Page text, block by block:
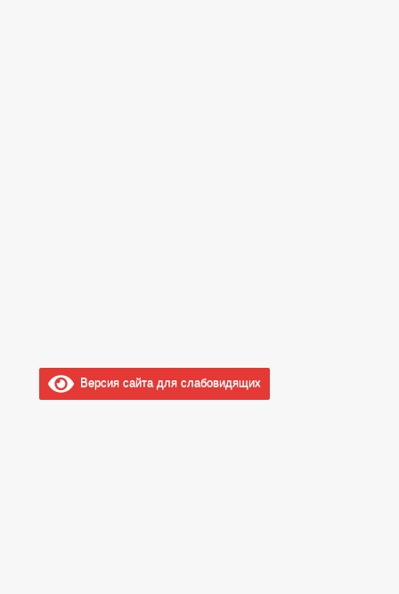
Версия сайта для слабовидящих